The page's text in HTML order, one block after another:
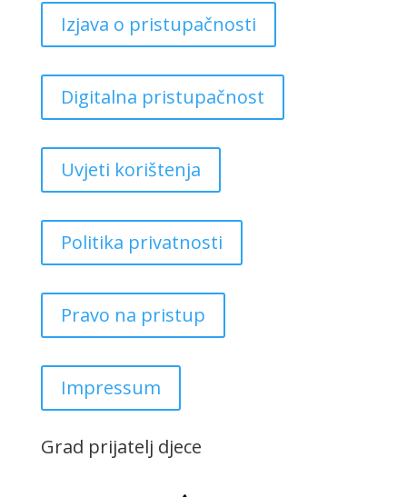
Izjava o pristupačnosti
Digitalna pristupačnost
Uvjeti korištenja
Politika privatnosti
Pravo na pristup
Impressum
Grad prijatelj djece